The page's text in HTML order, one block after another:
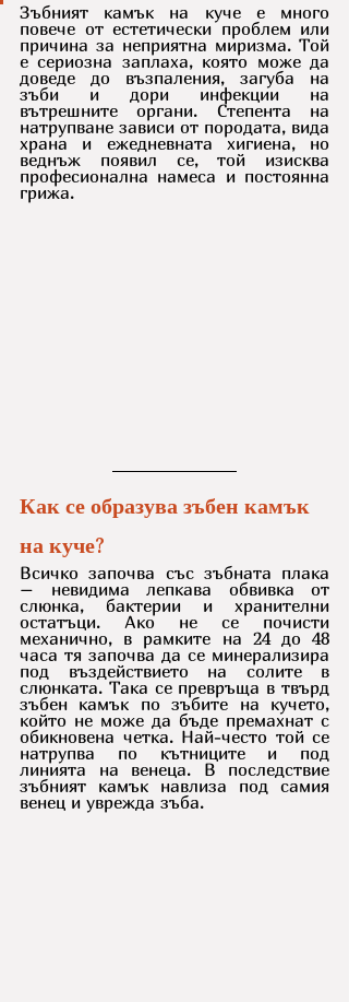
Зъбният камък на куче е много
повече от естетически проблем или
причина за неприятна миризма. Той
е сериозна заплаха, която може да
доведе до възпаления, загуба на
зъби и дори инфекции на
вътрешните органи. Степента на
натрупване зависи от породата, вида
храна и ежедневната хигиена, но
веднъж появил се, той изисква
професионална намеса и постоянна
грижа.
Как се образува зъбен камък
на куче?
Всичко започва със зъбната плака
– невидима лепкава обвивка от
слюнка, бактерии и хранителни
остатъци. Ако не се почисти
механично, в рамките на 24 до 48
часа тя започва да се минерализира
под въздействието на солите в
слюнката. Така се превръща в твърд
зъбен камък по зъбите на кучето,
който не може да бъде премахнат с
обикновена четка. Най-често той се
натрупва по кътниците и под
линията на венеца. В последствие
зъбният камък навлиза под самия
венец и уврежда зъба.